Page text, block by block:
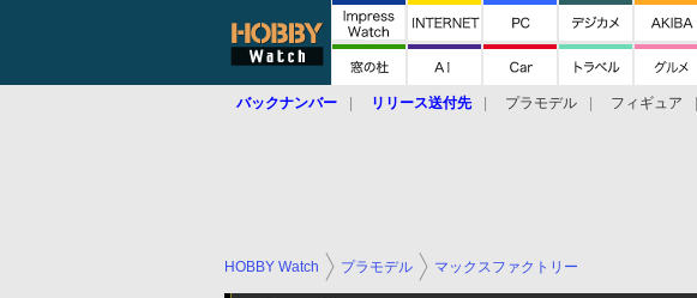
バックナンバー リリース送付先 プラモデル フィギュア
HOBBY Watch プラモデル マックスファクトリー